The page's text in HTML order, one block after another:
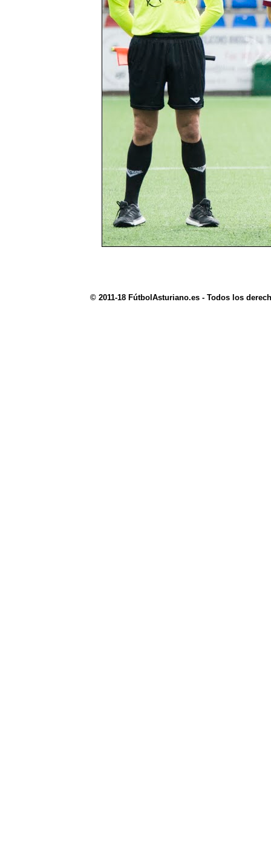
© 2011-18 FútbolAsturiano.es - Todos los